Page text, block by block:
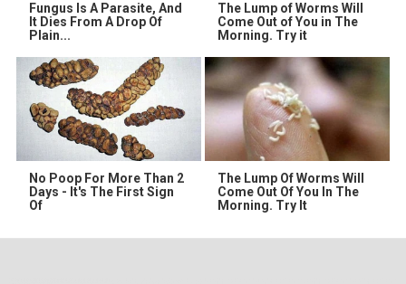
Fungus Is A Parasite, And
It Dies From A Drop Of
Plain...
The Lump of Worms Will
Come Out of You in The
Morning. Try it
No Poop For More Than 2
Days - It's The First Sign
Of
The Lump Of Worms Will
Come Out Of You In The
Morning. Try It